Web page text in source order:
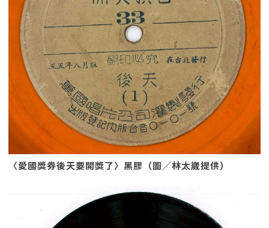
〈愛國獎券後天要開獎了〉黑膠（圖／林太崴提供）